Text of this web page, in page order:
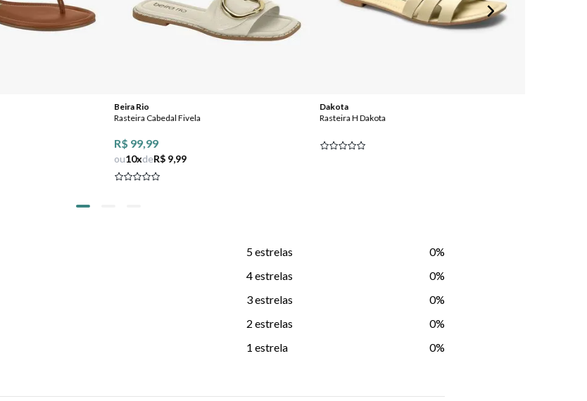
Beira Rio
Rasteira Cabedal Fivela
R$ 99,99
ou10xdeR$ 9,99
Dakota
Rasteira H Dakota
5 estrelas
0%
4 estrelas
0%
3 estrelas
0%
2 estrelas
0%
1 estrela
0%